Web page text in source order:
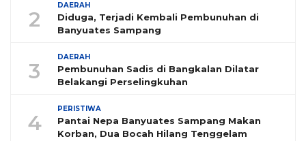
2
DAERAH
Diduga, Terjadi Kembali Pembunuhan di
Banyuates Sampang
3
DAERAH
Pembunuhan Sadis di Bangkalan Dilatar
Belakangi Perselingkuhan
4
PERISTIWA
Pantai Nepa Banyuates Sampang Makan
Korban, Dua Bocah Hilang Tenggelam